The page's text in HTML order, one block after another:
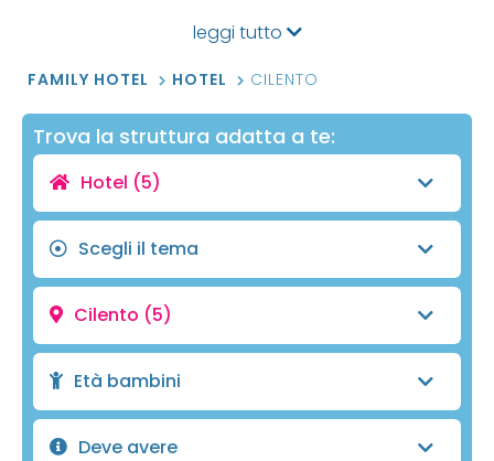
leggi tutto
FAMILY HOTEL HOTEL CILENTO
Trova la struttura adatta a te:
Hotel (5)
Scegli il tema
Cilento (5)
Età bambini
Deve avere